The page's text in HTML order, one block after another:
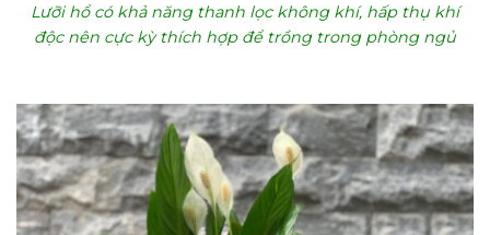
Lưỡi hổ có khả năng thanh lọc không khí, hấp thụ khí
độc nên cực kỳ thích hợp để trồng trong phòng ngủ